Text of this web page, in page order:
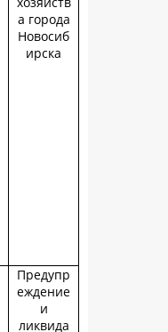
а города
Новосиб
ирска
Предупр
еждение
и
ликвида